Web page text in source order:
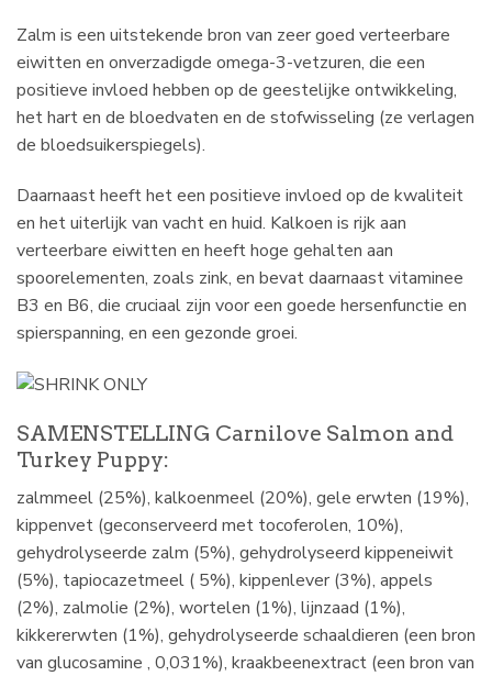
Zalm is een uitstekende bron van zeer goed verteerbare
eiwitten en onverzadigde omega-3-vetzuren, die een
positieve invloed hebben op de geestelijke ontwikkeling,
het hart en de bloedvaten en de stofwisseling (ze verlagen
de bloedsuikerspiegels).
Daarnaast heeft het een positieve invloed op de kwaliteit
en het uiterlijk van vacht en huid. Kalkoen is rijk aan
verteerbare eiwitten en heeft hoge gehalten aan
spoorelementen, zoals zink, en bevat daarnaast vitaminee
B3 en B6, die cruciaal zijn voor een goede hersenfunctie en
spierspanning, en een gezonde groei.
SAMENSTELLING Carnilove Salmon and
Turkey Puppy:
zalmmeel (25%), kalkoenmeel (20%), gele erwten (19%),
kippenvet (geconserveerd met tocoferolen, 10%),
gehydrolyseerde zalm (5%), gehydrolyseerd kippeneiwit
(5%), tapiocazetmeel ( 5%), kippenlever (3%), appels
(2%), zalmolie (2%), wortelen (1%), lijnzaad (1%),
kikkererwten (1%), gehydrolyseerde schaaldieren (een bron
van glucosamine , 0,031%), kraakbeenextract (een bron van